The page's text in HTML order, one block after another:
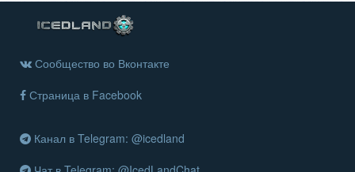
Сообщество во Вконтакте
Страница в Facebook
Канал в Telegram: @icedland